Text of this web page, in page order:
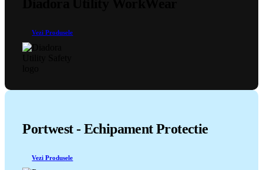
Vezi Produsele
Portwest - Echipament Protectie
Vezi Produsele